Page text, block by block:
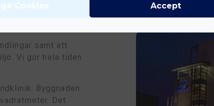
samt att
Vi gör hela tiden
Byggnaden
Det
Cookies Accept